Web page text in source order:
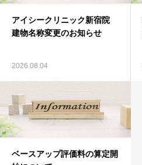
アイシークリニック新宿院
建物名称変更のお知らせ
2026.08.04
ベースアップ評価料の算定開